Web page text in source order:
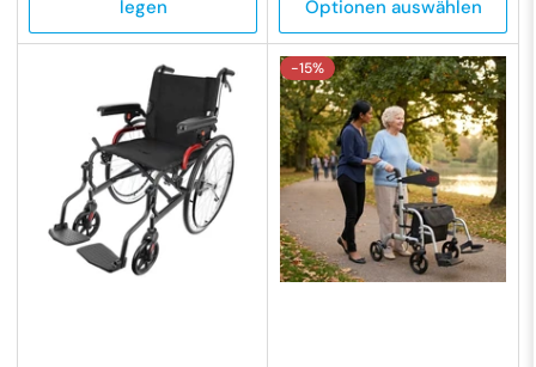
legen Optionen auswählen
-15%